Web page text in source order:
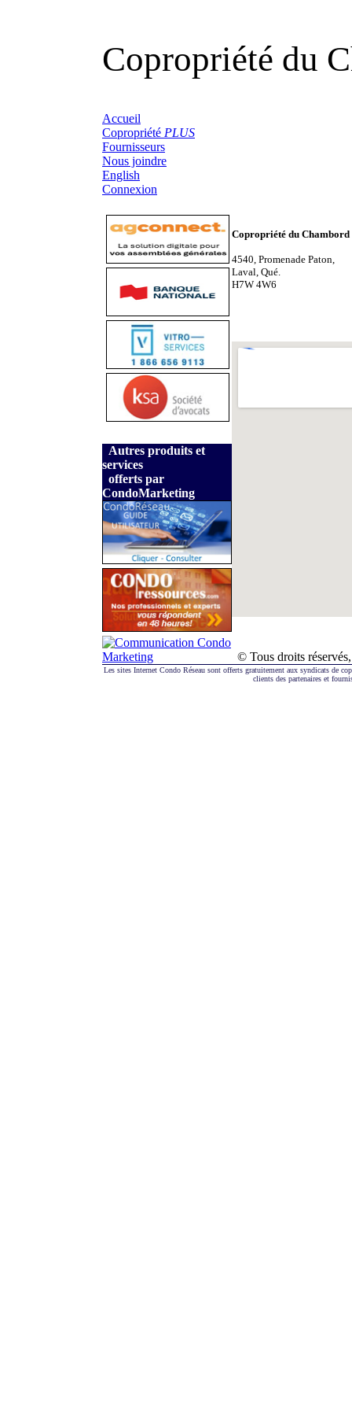
Copropriété du
Accueil
Copropriété PLUS
Fournisseurs
Nous joindre
English
Connexion
Autres produits et
services
offerts par
CondoMarketing
Copropriété du Chambord
4540, Promenade Paton,
Laval, Qué.
H7W 4W6
© Tous droits
Les sites Internet Condo Réseau sont offerts gratuitement aux syndicats de
clients des partenaires et